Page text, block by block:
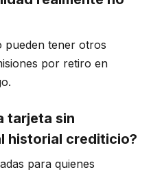
pueden tener otros
por retiro en
tarjeta sin
historial crediticio?
para quienes